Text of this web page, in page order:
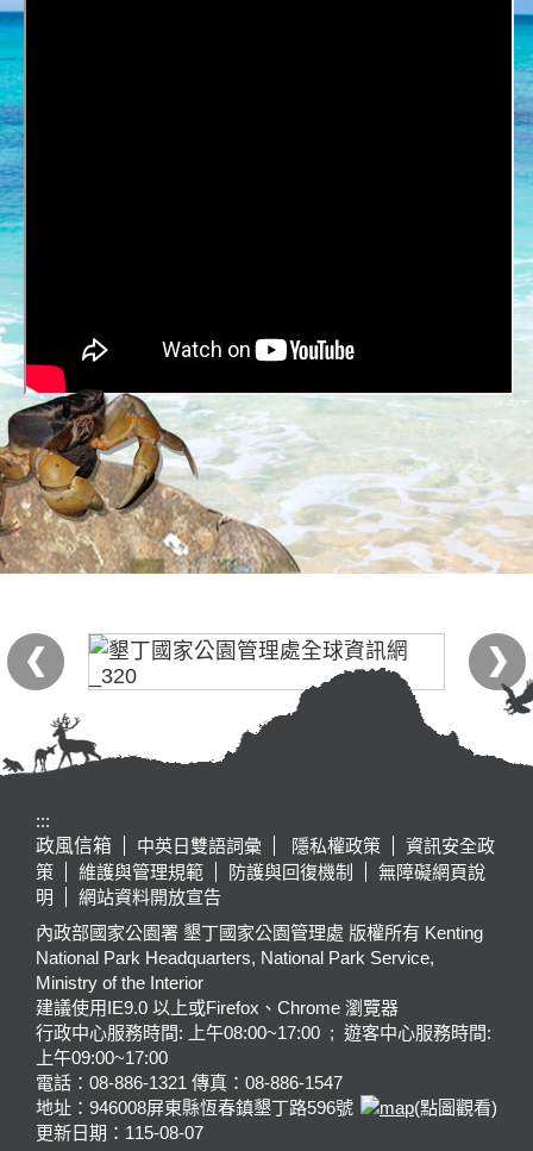
:::
政風信箱
中英日雙語詞彙 隱私權政策
資訊安全政
策
維護與管理規範 防護與回復機制
無障礙網頁說
明
網站資料開放宣告
內政部國家公園署 墾丁國家公園管理處 版權所有 Kenting
National Park Headquarters, National Park Service,
Ministry of the Interior
建議使用IE9.0 以上或Firefox、Chrome 瀏覽器
行政中心服務時間: 上午08:00~17:00 ; 遊客中心服務時間:
上午09:00~17:00
電話：08-886-1321 傳真：08-886-1547
地址：946008屏東縣恆春鎮墾丁路596號
(點圖觀看)
更新日期： 115-08-07